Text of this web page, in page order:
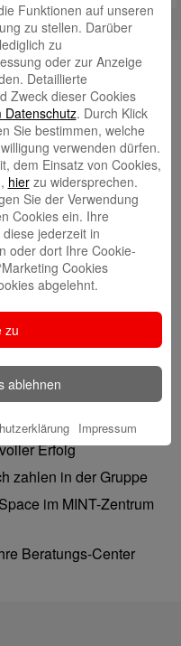
Autoren
Spenden-
Erfolg
zahlen in der Gruppe
im MINT-Zentrum
Beratungs-Center
Funktionen auf unseren
zu stellen. Darüber
zu
oder zur Anzeige
Detaillierte
Zweck dieser Cookies
Datenschutz. Durch Klick
Sie bestimmen, welche
verwenden dürfen.
dem Einsatz von Cookies,
hierzu widersprechen.
Sie der Verwendung
Cookies ein. Ihre
jederzeit in
oder dort Ihre Cookie-
Cookies
abgelehnt.
zu
ablehnen
Impressum